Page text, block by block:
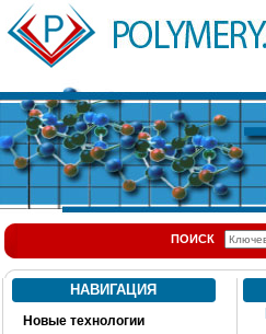
ПОИСК
НАВИГАЦИЯ
Новые технологии